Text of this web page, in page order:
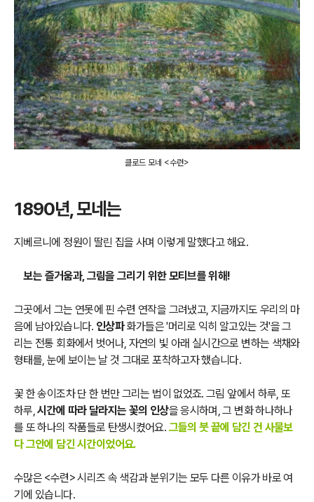
클로드 모네 <수련>
1890년, 모네는
지베르니에 정원이 딸린 집을 사며 이렇게 말했다고 해요.
보는 즐거움과, 그림을그리기 위한 모티브를 위해!
그곳에서 그는 연못에 핀 수련 연작을 그려냈고, 지금까지도 우리의 마
음에 남아있습니다. 인상파화가들은 '머리로 익히 알고있는 것'을 그
리는 전통 회화에서 벗어나, 자연의 빛 아래 실시간으로 변하는 색채와
형태를, 눈에 보이는 날 것 그대로 포착하고자 했습니다.
꽃 한 송이조차 단 한 번만 그리는 법이 없었죠. 그림 앞에서 하루, 또
하루,시간에 따라 달라지는 꽃의 인상을 응시하며, 그 변화 하나하나
를 또 하나의 작품들로 탄생시켰어요. 그들의 붓 끝에 담긴 건 사물보
다 그안에 담긴 시간이었어요.
수많은 <수련> 시리즈 속 색감과 분위기는 모두 다른 이유가 바로 여
기에 있습니다.